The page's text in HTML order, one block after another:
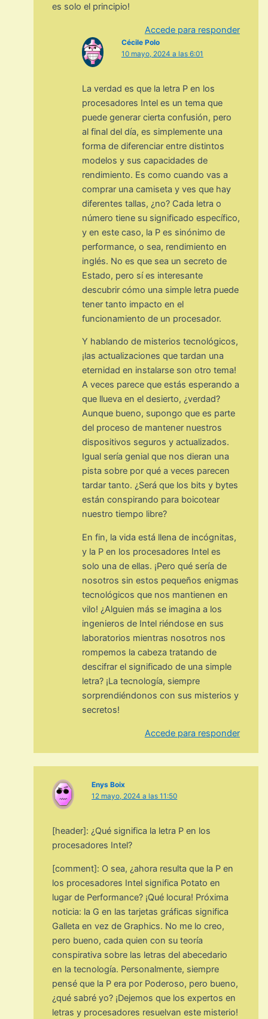
es solo el principio!
Accede para responder
Cécile Polo
10 mayo, 2024 a las 6:01
La verdad es que la letra P en los
procesadores Intel es un tema que
puede generar cierta confusión, pero
al final del día, es simplemente una
forma de diferenciar entre distintos
modelos y sus capacidades de
rendimiento. Es como cuando vas a
comprar una camiseta y ves que hay
diferentes tallas, ¿no? Cada letra o
número tiene su significado específico,
y en este caso, la P es sinónimo de
performance, o sea, rendimiento en
inglés. No es que sea un secreto de
Estado, pero sí es interesante
descubrir cómo una simple letra puede
tener tanto impacto en el
funcionamiento de un procesador.
Y hablando de misterios tecnológicos,
¡las actualizaciones que tardan una
eternidad en instalarse son otro tema!
A veces parece que estás esperando a
que llueva en el desierto, ¿verdad?
Aunque bueno, supongo que es parte
del proceso de mantener nuestros
dispositivos seguros y actualizados.
Igual sería genial que nos dieran una
pista sobre por qué a veces parecen
tardar tanto. ¿Será que los bits y bytes
están conspirando para boicotear
nuestro tiempo libre?
En fin, la vida está llena de incógnitas,
y la P en los procesadores Intel es
solo una de ellas. ¡Pero qué sería de
nosotros sin estos pequeños enigmas
tecnológicos que nos mantienen en
vilo! ¿Alguien más se imagina a los
ingenieros de Intel riéndose en sus
laboratorios mientras nosotros nos
rompemos la cabeza tratando de
descifrar el significado de una simple
letra? ¡La tecnología, siempre
sorprendiéndonos con sus misterios y
secretos!
Accede para responder
Enys Boix
12 mayo, 2024 a las 11:50
[header]: ¿Qué significa la letra P en los
procesadores Intel?
[comment]: O sea, ¿ahora resulta que la P en
los procesadores Intel significa Potato en
lugar de Performance? ¡Qué locura! Próxima
noticia: la G en las tarjetas gráficas significa
Galleta en vez de Graphics. No me lo creo,
pero bueno, cada quien con su teoría
conspirativa sobre las letras del abecedario
en la tecnología. Personalmente, siempre
pensé que la P era por Poderoso, pero bueno,
¿qué sabré yo? ¡Dejemos que los expertos en
letras y procesadores resuelvan este misterio!